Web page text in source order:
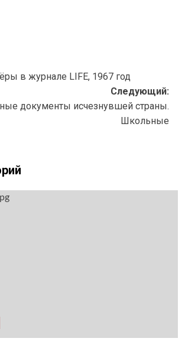
в журнале LIFE, 1967 год
Следующий:
документы исчезнувшей страны.
Школьные